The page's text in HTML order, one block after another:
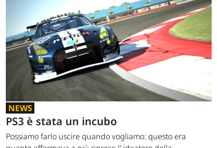
NEWS
PS3 è stata un incubo
Possiamo farlo uscire quando vogliamo: questo era